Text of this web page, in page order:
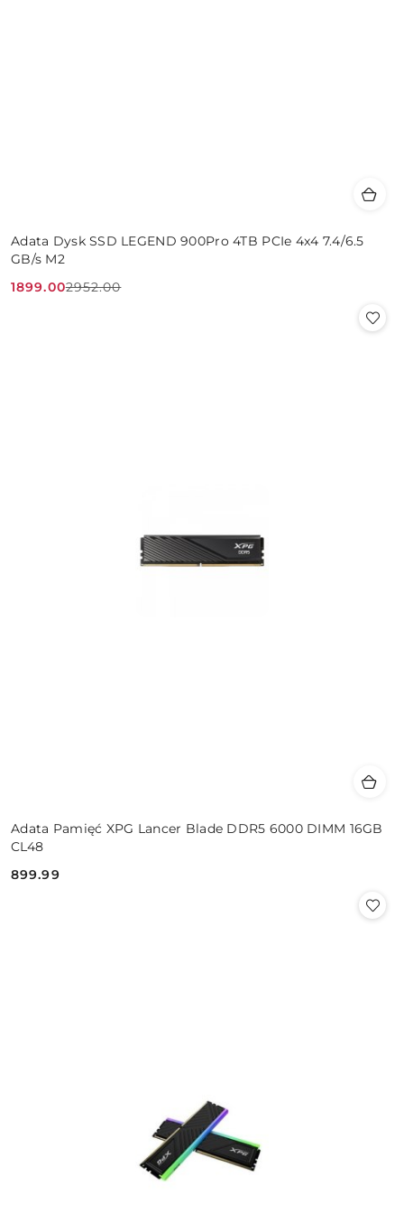
Adata Dysk SSD LEGEND 900Pro 4TB PCIe 4x4 7.4/6.5
GB/s M2
Cena
1899.00
Cena
2952.00
Adata Pamięć XPG Lancer Blade DDR5 6000 DIMM 16GB
CL48
Cena:
899.99